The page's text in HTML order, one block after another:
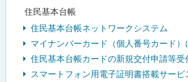
住民基本台帳
住民基本台帳ネットワークシステム
マイナンバーカード（個人番号カード）
住民基本台帳カードの新規交付申請等受
スマートフォン用電子証明書搭載サービ